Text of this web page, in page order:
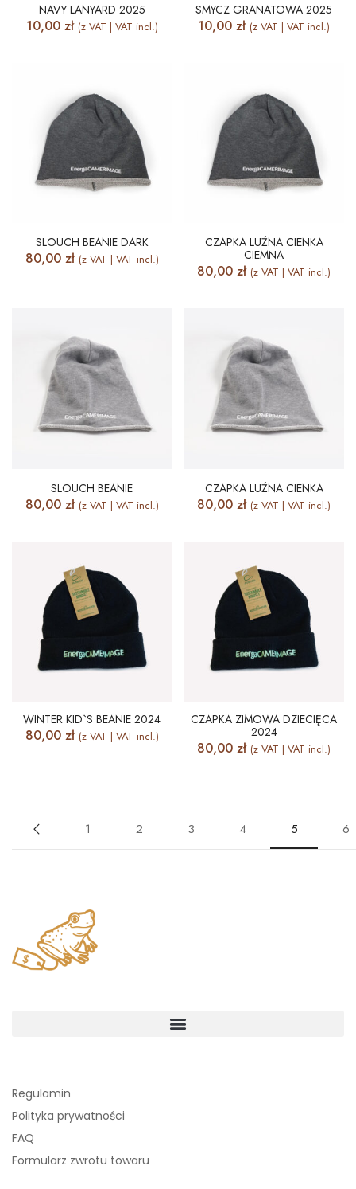
NAVY LANYARD 2025
10,00 zł (z VAT | VAT incl.)
SMYCZ GRANATOWA 2025
10,00zł (z VAT | VAT incl.)
SLOUCH BEANIE DARK
80,00 zł (z VAT | VAT incl.)
CZAPKA LUŹNA CIENKA
CIEMNA
80,00zł (z VAT | VAT incl.)
SLOUCH BEANIE
80,00 zł (z VAT | VAT incl.)
CZAPKA LUŹNA CIENKA
80,00zł (z VAT | VAT incl.)
WINTER KID`S BEANIE 2024
80,00 zł (z VAT | VAT incl.)
CZAPKA ZIMOWA DZIECIĘCA
2024
80,00zł (z VAT | VAT incl.)
1 2 3 4 5 6
Regulamin
Polityka prywatności
FAQ
Formularz zwrotu towaru